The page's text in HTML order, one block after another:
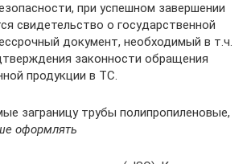
при успешном завершении
свидетельство о государственной
документ, необходимый в т.ч.
законности обращения
продукции в ТС.
заграницу трубы полипропиленовые,
оформлять